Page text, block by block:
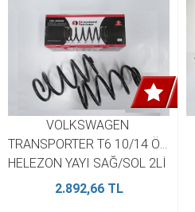
VOLKSWAGEN
TRANSPORTER T6 10/14 ÖN
HELEZON YAYI SAĞ/SOL 2Lİ
SET 2.4D/2.5TDI STDR
2.892,66 TL